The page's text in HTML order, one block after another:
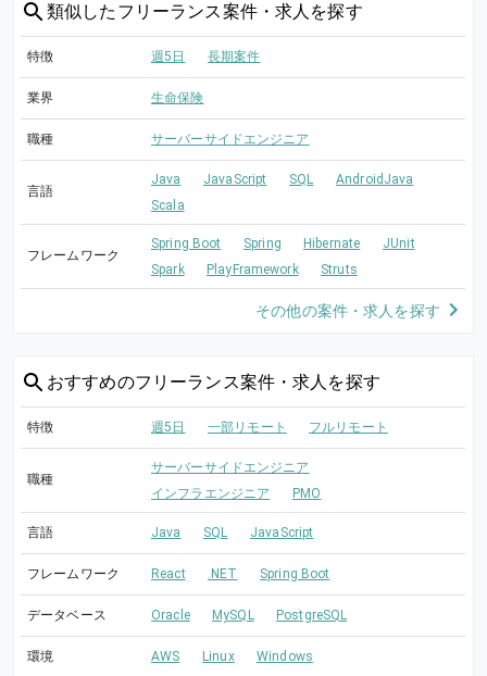
類似した フリーランス案件・求人を探す
特徴 週5日 長期案件
業界 生命保険
職種 サーバーサイドエンジニア
言語
Java JavaScript SQL
AndroidJava
Scala
フレームワーク
Spring Boot Spring Hibernate
JUnit
Spark
PlayFramework Struts
その他の案件・求人を探す
おすすめのフリーランス案件・求人を探す
特徴 週5日 一部リモート フルリモート
職種
サーバーサイドエンジニア
インフラエンジニア
PMO
言語 Java SQL JavaScript
フレームワーク React .NET Spring Boot
データベース Oracle MySQL PostgreSQL
環境 AWS Linux Windows